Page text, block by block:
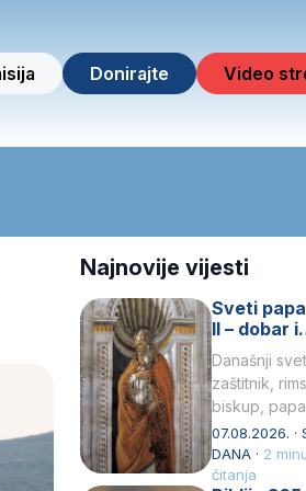
Donirajte Video
Najnovije vijesti
Sveti
II – dobar i
miroljubiv
Današnji
zaštitnik,
biskup,
(Sixtus) II,
knjizi Liber
Pontificalis
07.08.2026. ·
DANA · 2
čitanja